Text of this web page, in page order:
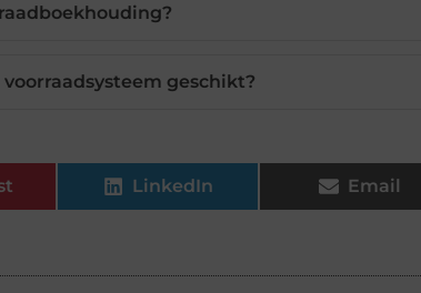
geschikt?
LinkedIn Email